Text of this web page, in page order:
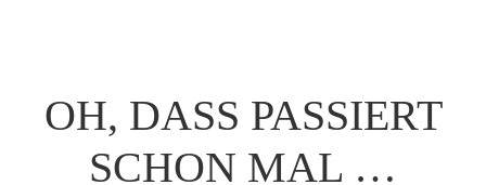
OH, DASS PASSIERT
SCHON MAL …